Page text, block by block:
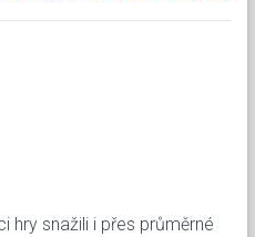
hry snažili i přes průměrné